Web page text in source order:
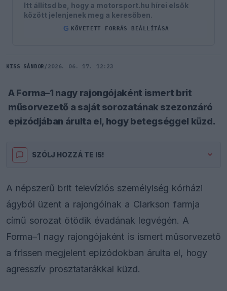
Itt állítsd be, hogy a motorsport.hu hírei elsők
között jelenjenek meg a keresőben.
G KÖVETETT FORRÁS BEÁLLÍTÁSA
KISS SÁNDOR / 2026. 06. 17. 12:23
A Forma–1 nagy rajongójaként ismert brit
műsorvezető a saját sorozatának szezonzáró
epizódjában árulta el, hogy betegséggel küzd.
SZÓLJ HOZZÁ TE IS!
A népszerű brit televíziós személyiség kórházi
ágyból üzent a rajongóinak a Clarkson farmja
című sorozat ötödik évadának legvégén. A
Forma–1 nagy rajongójaként is ismert műsorvezető
a frissen megjelent epizódokban árulta el, hogy
agresszív prosztatarákkal küzd.